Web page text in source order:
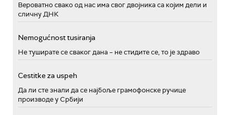
Вероватно свако од нас има свог двојника са којим дели и
сличну ДНК
Nemogućnost tusiranja
Не туширате се сваког дана – не стидите се, то је здраво
Cestitke za uspeh
Да ли сте знали да се најбоље грамофонске ручице
производе у Србији